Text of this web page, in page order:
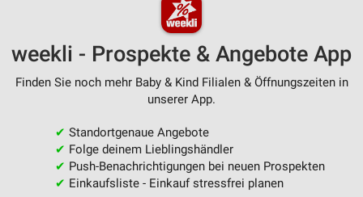
weekli - Prospekte & Angebote App
Finden Sie noch mehr Baby & Kind Filialen & Öffnungszeiten in
unserer App.
✔ Standortgenaue Angebote
✔ Folge deinem Lieblingshändler
✔ Push-Benachrichtigungen bei neuen Prospekten
✔ Einkaufsliste - Einkauf stressfrei planen